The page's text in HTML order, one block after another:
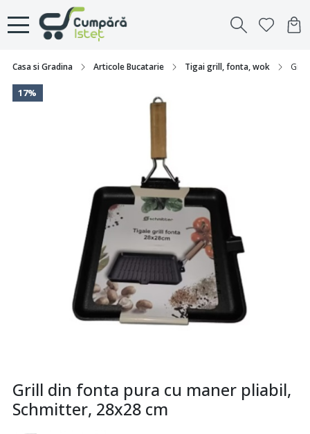
Casa si Gradina Articole Bucatarie Tigai grill, fonta, wok Grill
17%
Grill din fonta pura cu maner pliabil,
Schmitter, 28x28 cm